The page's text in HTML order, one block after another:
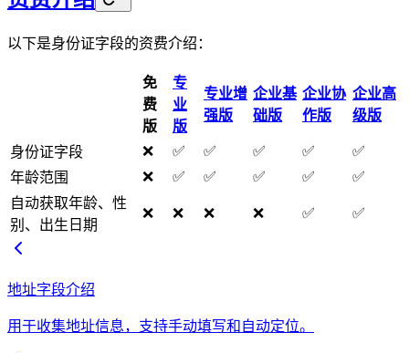
以下是身份证字段的资费介绍：
免
费
版
专
业
版
专业增
强版
企业基
础版
企业协
作版
企业高
级版
身份证字段
❌ ✅ ✅ ✅ ✅
✅
年龄范围
❌ ✅ ✅ ✅ ✅
✅
自动获取年龄、性
别、出生日期
❌ ❌ ❌ ❌ ✅ ✅
地址字段介绍
用于收集地址信息，支持手动填写和自动定位。